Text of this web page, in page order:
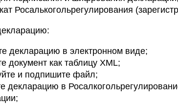
Росалькогольрегулирования
декларацию в электронном виде;
документ как таблицу XML;
и подпишите файл;
декларацию в